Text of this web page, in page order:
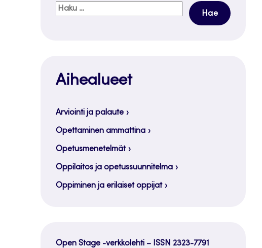
Haku:
Aihealueet
Arviointi ja palaute
Opettaminen ammattina
Opetusmenetelmät
Oppilaitos ja opetussuunnitelma
Oppiminen ja erilaiset oppijat
Open Stage -verkkolehti – ISSN 2323-7791